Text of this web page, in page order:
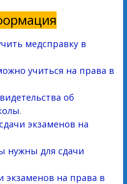
медсправку в
учиться на права в
об
.
экзаменов на
нужны для сдачи
экзаменов на права в